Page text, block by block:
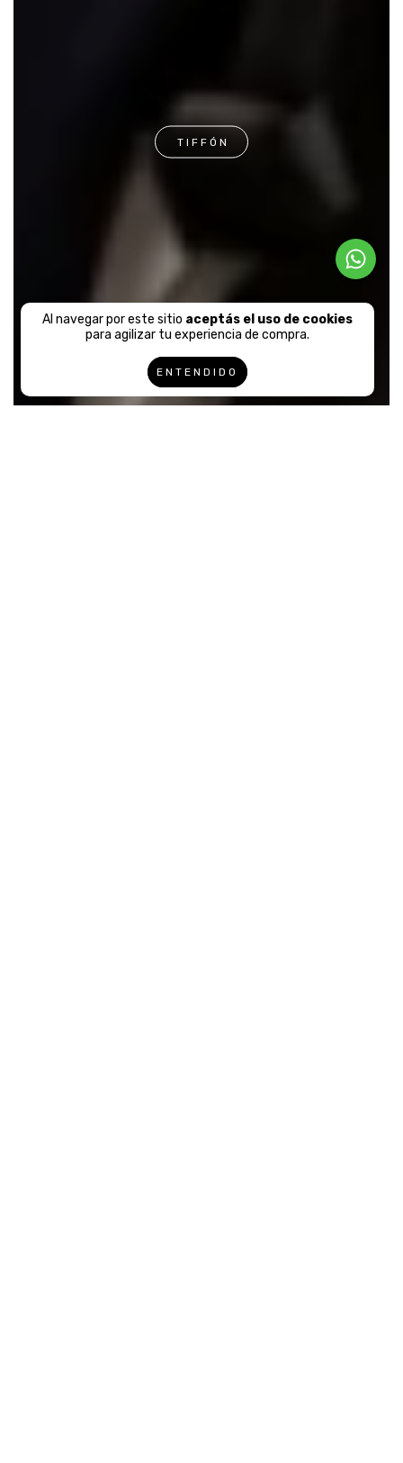
Al navegar por este sitio aceptás el uso de cookies
para agilizar tu experiencia de compra.
ENTENDIDO
TIFFÓN